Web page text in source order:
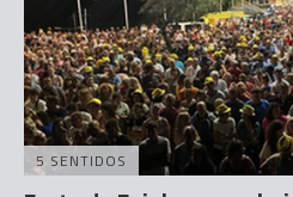
5 SENTIDOS